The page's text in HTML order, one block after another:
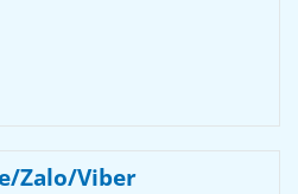
Zalo/Viber